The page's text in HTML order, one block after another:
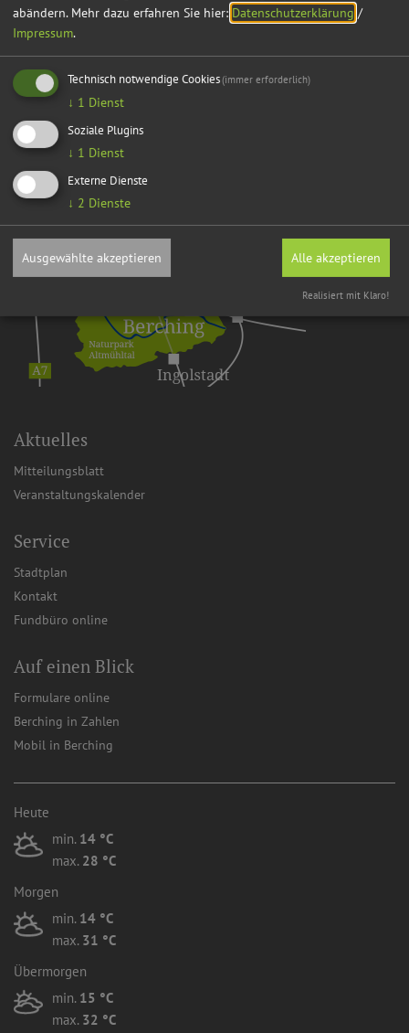
Aktuelles
Mitteilungsblatt
Veranstaltungskalender
Service
Stadtplan
Kontakt
Fundbüro online
Auf einen Blick
Formulare online
Berching in Zahlen
Mobil in Berching
Heute
min. 14 °C
max. 28 °C
Morgen
min. 14 °C
max. 31 °C
Übermorgen
min. 15 °C
max. 32 °C
abändern. Mehr dazu erfahren Sie hier: Datenschutzerklärung /
Impressum.
Technisch notwendige Cookies(immer erforderlich)
↓ 1 Dienst
Soziale Plugins
↓ 1 Dienst
Externe Dienste
↓ 2 Dienste
Ausgewählte akzeptieren Alle akzeptieren
Realisiert mit Klaro!